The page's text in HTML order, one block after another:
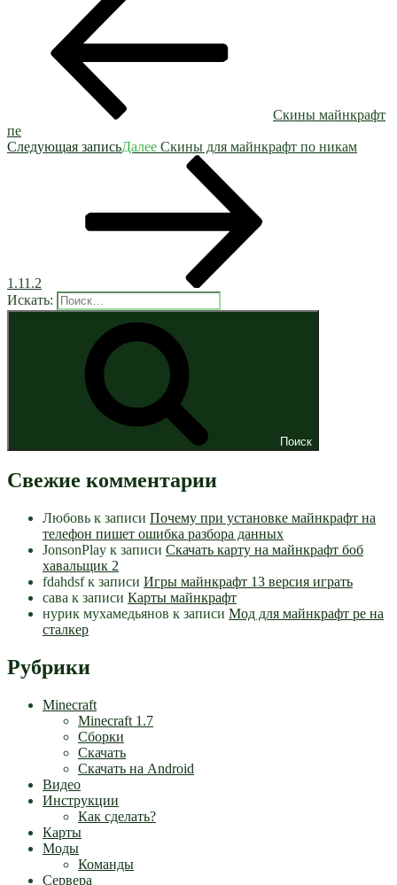
Скины майнкрафт
пе
Следующая записьДалее Скины для майнкрафт по никам
1.11.2
Искать:
Поиск
Свежие комментарии
Любовь к записи Почему при установке майнкрафт на
телефон пишет ошибка разбора данных
JonsonPlay к записи Скачать карту на майнкрафт боб
хавальщик 2
fdahdsfк записи Игры майнкрафт 13 версия играть
сава к записи Карты майнкрафт
нурик мухамедьянов к записи Мод для майнкрафт pe на
сталкер
Рубрики
Minecraft
Minecraft 1.7
Сборки
Скачать
Скачать на Android
Видео
Инструкции
Как сделать?
Карты
Моды
Команды
Сервера